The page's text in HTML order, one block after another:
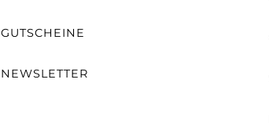
GUTSCHEINE
NEWSLETTER